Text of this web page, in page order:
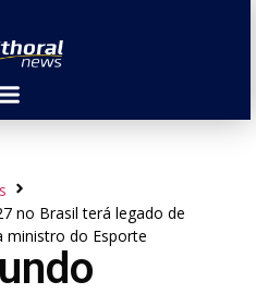
no Brasil terá legado de
ministro do Esporte